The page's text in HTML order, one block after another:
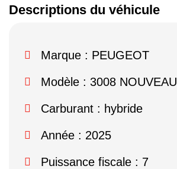
Descriptions du véhicule
Marque : PEUGEOT
Modèle : 3008 NOUVEAU
Carburant : hybride
Année : 2025
Puissance fiscale : 7